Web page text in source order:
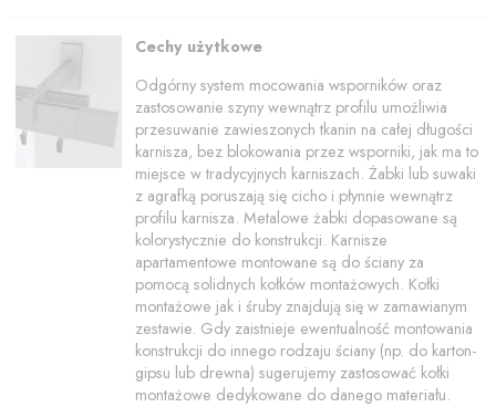
Cechy użytkowe
Odgórny system mocowania wsporników oraz
zastosowanie szyny wewnątrz profilu umożliwia
przesuwanie zawieszonych tkanin na całej długości
karnisza, bez blokowania przez wsporniki, jak ma to
miejsce w tradycyjnych karniszach. Żabki lub suwaki
z agrafką poruszają się cicho i płynnie wewnątrz
profilu karnisza. Metalowe żabki dopasowane są
kolorystycznie do konstrukcji. Karnisze
apartamentowe montowane są do ściany za
pomocą solidnych kołków montażowych. Kołki
montażowe jak i śruby znajdują się w zamawianym
zestawie. Gdy zaistnieje ewentualność montowania
konstrukcji do innego rodzaju ściany (np. do karton-
gipsu lub drewna) sugerujemy zastosować kołki
montażowe dedykowane do danego materiału.